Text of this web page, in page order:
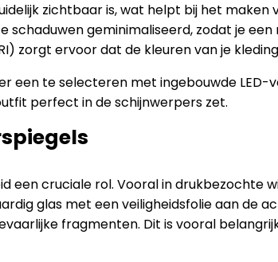
zichtbaar is, wat helpt bij het maken
geminimaliseerd, zodat je
zorgt ervoor dat de kleuren van je
een te selecteren met ingebouwde
perfect in de schijnwerpers zet.
een cruciale rol. Vooral in drukbezochte
glas met een veiligheidsfolie aan de
fragmenten. Dit is vooral